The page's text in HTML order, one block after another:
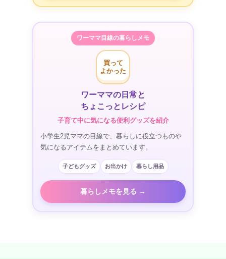
ワーママ目線の暮らしメモ
買って
よかった
ワーママの日常と
ちょこっとレシピ
子育て中に気になる便利グッズを紹介
小学生2児ママの目線で、暮らしに役立つものや
気になるアイテムをまとめています。
子どもグッズ お出かけ 暮らし用品
暮らしメモを見る →